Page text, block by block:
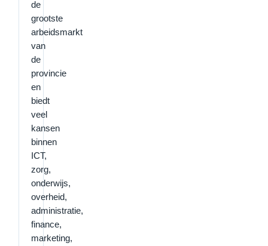
de
grootste
arbeidsmarkt
van
de
provincie
en
biedt
veel
kansen
binnen
ICT,
zorg,
onderwijs,
overheid,
administratie,
finance,
marketing,